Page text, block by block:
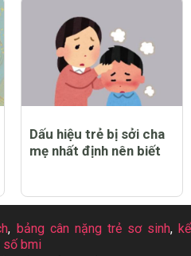
Dấu hiệu trẻ bị sởi cha
mẹ nhất định nên biết
, bảng cân nặng trẻ sơ sinh,kể
số bmi